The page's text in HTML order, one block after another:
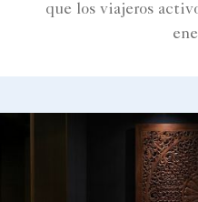
que los viajeros